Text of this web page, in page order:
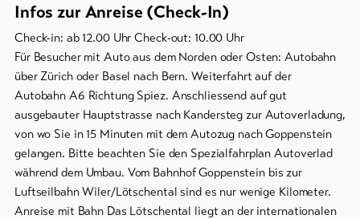
Infos zur Anreise (Check-In)
Check-in: ab 12.00 Uhr Check-out: 10.00 Uhr
Für Besucher mit Auto aus dem Norden oder Osten: Autobahn
über Zürich oder Basel nach Bern. Weiterfahrt auf der
Autobahn A6 Richtung Spiez. Anschliessend auf gut
ausgebauter Hauptstrasse nach Kandersteg zur Autoverladung,
von wo Sie in 15 Minuten mit dem Autozug nach Goppenstein
gelangen. Bitte beachten Sie den Spezialfahrplan Autoverlad
während dem Umbau. Vom Bahnhof Goppenstein bis zur
Luftseilbahn Wiler/Lötschental sind es nur wenige Kilometer.
Anreise mit Bahn Das Lötschental liegt an der internationalen